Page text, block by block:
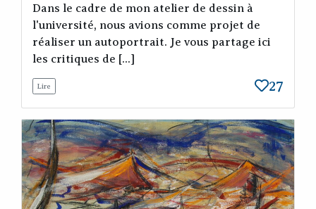
Dans le cadre de mon atelier de dessin à
l'université, nous avions comme projet de
réaliser un autoportrait. Je vous partage ici
les critiques de [...]
Lire 27